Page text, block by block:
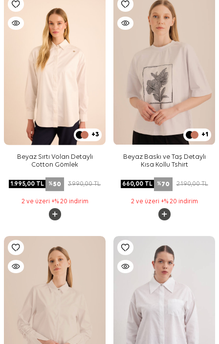
+3
Beyaz Sırtı Volan Detaylı
Cotton Gömlek
1.995,00 TL %50 3.990,00TL
2 ve üzeri +% 20 indirim
+1
Beyaz Baskı ve Taş Detaylı
Kısa Kollu Tshirt
660,00TL %70 2.190,00TL
2 ve üzeri +% 20 indirim